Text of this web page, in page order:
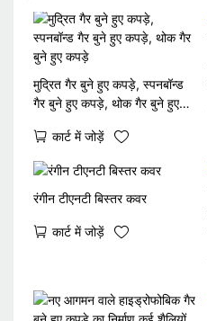
मुद्रित गैर बुने हुए कपड़े, स्पनबॉन्ड
गैर बुने हुए कपड़े, थोक गैर बुने हुए
कार्ट में जोड़ें
रंगीन टीएनटी बिस्तर कवर
कार्ट में जोड़ें